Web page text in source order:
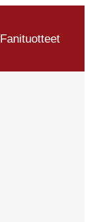
Fanituotteet